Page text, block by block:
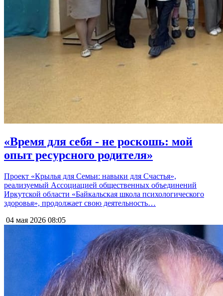
«Время для себя - не роскошь: мой
опыт ресурсного родителя»
Проект «Крылья для Семьи: навыки для Счастья»,
реализуемый Ассоциацией общественных объединений
Иркутской области «Байкальская школа психологического
здоровья», продолжает свою деятельность…
04 мая 2026 08:05